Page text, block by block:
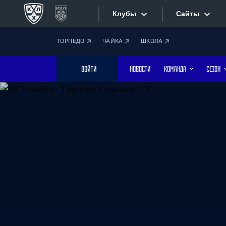
Клубы
Дивизион Боброва
Лада
Сайты
ТОРПЕДО ЧАЙКА ШКОЛА
ВОЙТИ НОВОСТИ КОМАНДА СЕЗОН